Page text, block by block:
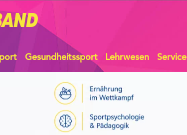
Gesundheitssport Lehrwesen Service